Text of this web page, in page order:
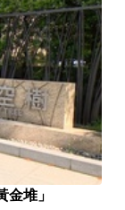
堆」